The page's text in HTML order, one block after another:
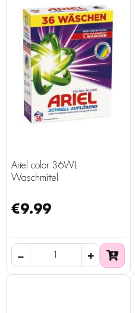
Ariel color 36WL
Waschmittel
€9.99